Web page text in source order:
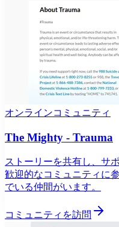
オンラインコミュニティ
The Mighty - Trauma
ストーリーを共有し、サ
歓迎的なコミュニティに
でいる仲間がいます。
コミュニティを訪問